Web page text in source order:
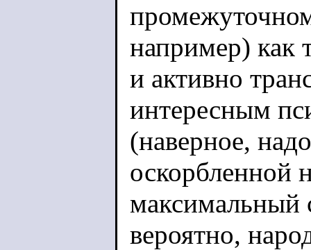
например) как
и активно
интересным
(наверное,
оскорбленной
максимальный
вероятно,